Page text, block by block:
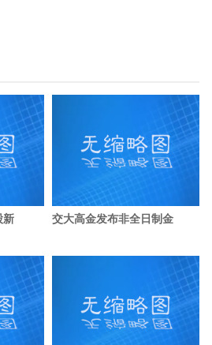
新 交大高金发布非全日制金